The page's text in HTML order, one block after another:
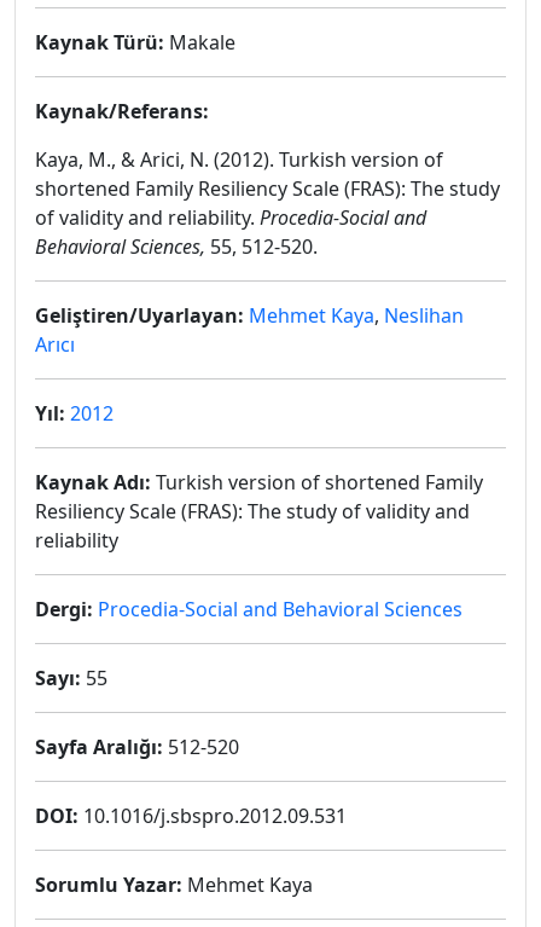
Kaynak Türü: Makale
Kaynak/Referans:
Kaya, M., & Arici, N. (2012). Turkish version of
shortened Family Resiliency Scale (FRAS): The study
of validity and reliability. Procedia-Social and
Behavioral Sciences, 55, 512-520.
Geliştiren/Uyarlayan: Mehmet Kaya, Neslihan
Arıcı
Yıl: 2012
Kaynak Adı: Turkish version of shortened Family
Resiliency Scale (FRAS): The study of validity and
reliability
Dergi: Procedia-Social and Behavioral Sciences
Sayı: 55
Sayfa Aralığı: 512-520
DOI: 10.1016/j.sbspro.2012.09.531
Sorumlu Yazar: Mehmet Kaya